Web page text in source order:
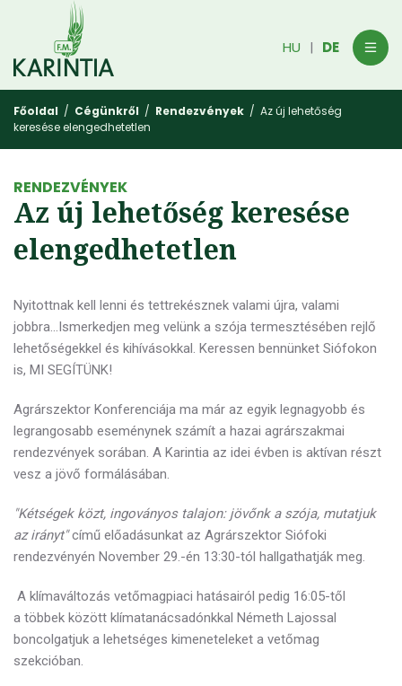
HU | DE
Főoldal / Cégünkről / Rendezvények / Az új lehetőség
keresése elengedhetetlen
RENDEZVÉNYEK
Az új lehetőség keresése
elengedhetetlen
Nyitottnak kell lenni és tettrekésznek valami újra, valami
jobbra...Ismerkedjen meg velünk a szója termesztésében rejlő
lehetőségekkel és kihívásokkal. Keressen bennünket Siófokon
is, MI SEGÍTÜNK!
Agrárszektor Konferenciája ma már az egyik legnagyobb és
legrangosabb eseménynek számít a hazai agrárszakmai
rendezvények sorában. A Karintia az idei évben is aktívan részt
vesz a jövő formálásában.
"Kétségek közt, ingoványos talajon: jövőnk a szója, mutatjuk
az irányt"című előadásunkat az Agrárszektor Siófoki
rendezvényén November 29.-én 13:30-tól hallgathatják meg.
A klímaváltozás vetőmagpiaci hatásairól pedig 16:05-től
a többek között klímatanácsadónkkal Németh Lajossal
boncolgatjuk a lehetséges kimeneteleket a vetőmag
szekcióban.